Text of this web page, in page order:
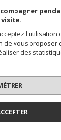
| Tous droits
Nos partenaires
:
l'utilisation
de vous proposer
des